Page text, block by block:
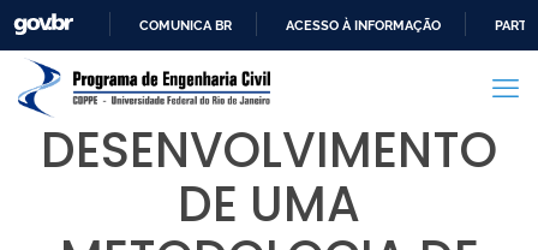
PARA
CONTEÚDO
COMUNICA BR ACESSO À INFORMAÇÃO
DESENVOLVIMENTO
DE UMA